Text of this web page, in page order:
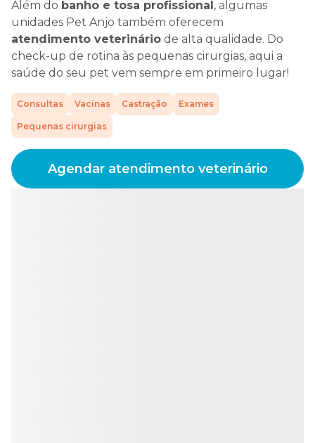
Além do banho e tosa profissional , algumas
unidades Pet Anjo também oferecem
atendimento veterinário de alta qualidade. Do
check-up de rotina às pequenas cirurgias, aqui a
saúde do seu pet vem sempre em primeiro lugar!
Consultas Vacinas Castração Exames
Pequenas cirurgias
Agendar atendimento veterinário